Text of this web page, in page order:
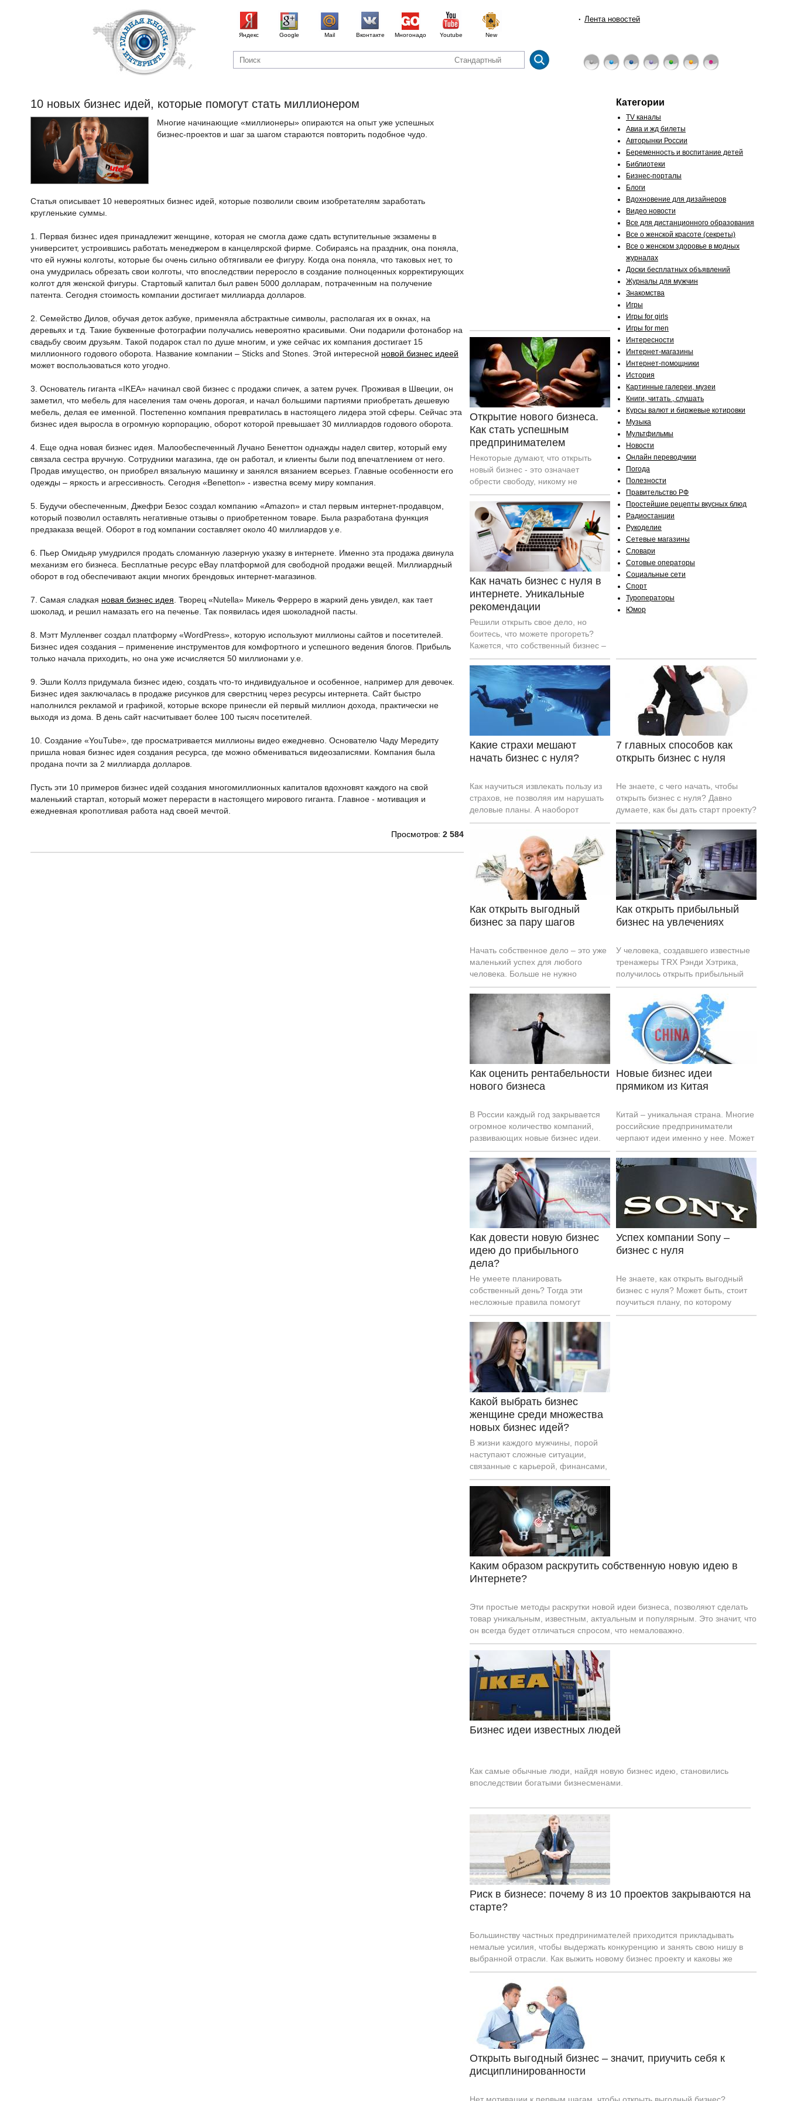
Стандартный
Яндекс Google Mail Вконтакте Многонадо Youtube New
Лента новостей
10 новых бизнес идей, которые помогут стать миллионером
Многие начинающие «миллионеры» опираются на опыт уже успешных
бизнес-проектов и шаг за шагом стараются повторить подобное чудо.
Статья описывает 10 невероятных бизнес идей, которые позволили своим изобретателям заработать
кругленькие суммы.
1. Первая бизнес идея принадлежит женщине, которая не смогла даже сдать вступительные экзамены в
университет, устроившись работать менеджером в канцелярской фирме. Собираясь на праздник, она поняла,
что ей нужны колготы, которые бы очень сильно обтягивали ее фигуру. Когда она поняла, что таковых нет, то
она умудрилась обрезать свои колготы, что впоследствии переросло в создание полноценных корректирующих
колгот для женской фигуры. Стартовый капитал был равен 5000 долларам, потраченным на получение
патента. Сегодня стоимость компании достигает миллиарда долларов.
2. Семейство Дилов, обучая деток азбуке, применяла абстрактные символы, располагая их в окнах, на
деревьях и т.д. Такие буквенные фотографии получались невероятно красивыми. Они подарили фотонабор на
свадьбу своим друзьям. Такой подарок стал по душе многим, и уже сейчас их компания достигает 15
миллионного годового оборота. Название компании – Sticks and Stones. Этой интересной новой бизнес идеей
может воспользоваться кото угодно.
3. Основатель гиганта «IKEA» начинал свой бизнес с продажи спичек, а затем ручек. Проживая в Швеции, он
заметил, что мебель для населения там очень дорогая, и начал большими партиями приобретать дешевую
мебель, делая ее именной. Постепенно компания превратилась в настоящего лидера этой сферы. Сейчас эта
бизнес идея выросла в огромную корпорацию, оборот которой превышает 30 миллиардов годового оборота.
4. Еще одна новая бизнес идея. Малообеспеченный Лучано Бенеттон однажды надел свитер, который ему
связала сестра вручную. Сотрудники магазина, где он работал, и клиенты были под впечатлением от него.
Продав имущество, он приобрел вязальную машинку и занялся вязанием всерьез. Главные особенности его
одежды – яркость и агрессивность. Сегодня «Benetton» - известна всему миру компания.
5. Будучи обеспеченным, Джефри Безос создал компанию «Amazon» и стал первым интернет-продавцом,
который позволил оставлять негативные отзывы о приобретенном товаре. Была разработана функция
предзаказа вещей. Оборот в год компании составляет около 40 миллиардов у.е.
6. Пьер Омидьяр умудрился продать сломанную лазерную указку в интернете. Именно эта продажа двинула
механизм его бизнеса. Бесплатные ресурс eBay платформой для свободной продажи вещей. Миллиардный
оборот в год обеспечивают акции многих брендовых интернет-магазинов.
7. Самая сладкая новая бизнес идея . Творец «Nutella» Микель Ферреро в жаркий день увидел, как тает
шоколад, и решил намазать его на печенье. Так появилась идея шоколадной пасты.
8. Мэтт Мулленвег создал платформу «WordPress», которую используют миллионы сайтов и посетителей.
Бизнес идея создания – применение инструментов для комфортного и успешного ведения блогов. Прибыль
только начала приходить, но она уже исчисляется 50 миллионами у.е.
9. Эшли Коллз придумала бизнес идею, создать что-то индивидуальное и особенное, например для девочек.
Бизнес идея заключалась в продаже рисунков для сверстниц через ресурсы интернета. Сайт быстро
наполнился рекламой и графикой, которые вскоре принесли ей первый миллион дохода, практически не
выходя из дома. В день сайт насчитывает более 100 тысяч посетителей.
10. Создание «YouTube», где просматривается миллионы видео ежедневно. Основателю Чаду Мередиту
пришла новая бизнес идея создания ресурса, где можно обмениваться видеозаписями. Компания была
продана почти за 2 миллиарда долларов.
Пусть эти 10 примеров бизнес идей создания многомиллионных капиталов вдохновят каждого на свой
маленький стартап, который может перерасти в настоящего мирового гиганта. Главное - мотивация и
ежедневная кропотливая работа над своей мечтой.
Просмотров: 2 584
Категории
TV каналы
Авиа и жд билеты
Авторынки России
Беременность и воспитание детей
Библиотеки
Бизнес-порталы
Блоги
Вдохновение для дизайнеров
Видео новости
Все для дистанционного образования
Все о женской красоте (секреты)
Все о женском здоровье в модных
журналах
Доски бесплатных объявлений
Журналы для мужчин
Знакомства
Игры
Игры for girls
Игры for men
Интересности
Интернет-магазины
Интернет-помощники
История
Картинные галереи, музеи
Книги, читать , слушать
Курсы валют и биржевые котировки
Музыка
Мультфильмы
Новости
Онлайн переводчики
Погода
Полезности
Правительство РФ
Простейшие рецепты вкусных блюд
Радиостанции
Рукоделие
Сетевые магазины
Словари
Сотовые операторы
Социальные сети
Спорт
Туроператоры
Юмор
Открытие нового бизнеса.
Как стать успешным
предпринимателем
Некоторые думают, что открыть
новый бизнес - это означает
обрести свободу, никому не
подчинятся и ходить на работу как
на праздник . На самом же деле
предпринимательство - это
большой труд, который требует
полной самоотдачи и большого
количества времени.
Как начать бизнес с нуля в
интернете. Уникальные
рекомендации
Решили открыть свое дело, но
боитесь, что можете прогореть?
Кажется, что собственный бизнес –
это не для вас, что ничего не
сможете достичь? Отбросьте эти
мысли и прислушайтесь к дельным
советам, которые уж точно смогут
поднять вас на ноги.
Какие страхи мешают
начать бизнес с нуля?
Как научиться извлекать пользу из
страхов, не позволяя им нарушать
деловые планы. А наоборот
сделать так, чтобы они помогали
бизнес с нуля, получать большие
доходы.
7 главных способов как
открыть бизнес с нуля
Не знаете, с чего начать, чтобы
открыть бизнес с нуля? Давно
думаете, как бы дать старт проекту?
Тогда эти 7 шагов точно вам
помогут
Как открыть выгодный
бизнес за пару шагов
Начать собственное дело – это уже
маленький успех для любого
человека. Больше не нужно
работать в компании, находиться
под пристальным контролем боса.
С каждым днем становится все
доступнее и увлекательнее
предложение о том, что можно
открыть выгодный бизнес самому.
Может, это знак, что пора начать?
Как открыть прибыльный
бизнес на увлечениях
У человека, создавшего известные
тренажеры TRX Рэнди Хэтрика,
получилось открыть прибыльный
бизнес только благодаря своей
любви к различным петлям. Стоит
научиться тому, чтобы получать
деньги, опираясь на свои
увлечения.
Как оценить рентабельности
нового бизнеса
В России каждый год закрывается
огромное количество компаний,
развивающих новые бизнес идеи.
Все потому что некоторые
переоценивают свои возможности,
не учитывают факторы, влияющие
на новый бизнес, или не умеют
правильно рассчитывать
экономические показатели
деятельности. К таковым относится
и показатель рентабельности,
который для многих отечественных
бизнесменов ни о чем не говорит.
Новые бизнес идеи
прямиком из Китая
Китай – уникальная страна. Многие
российские предприниматели
черпают идеи именно у нее. Может
быть, есть время поговорить о
новых бизнес идеях, о которых
всем хочет рассказать страна
восходящего солнца? Необходимо
разобраться в том, что таит в себе
Китай, ведь это должно быть что-то
очень полезное и важное.
Как довести новую бизнес
идею до прибыльного
дела?
Не умеете планировать
собственный день? Тогда эти
несложные правила помогут
довести новую бизнес идею до
процветающего бизнеса,
приносящего немало доходов.
Успех компании Sony –
бизнес с нуля
Не знаете, как открыть выгодный
бизнес с нуля? Может быть, стоит
поучиться плану, по которому
следовала компания Sony?
Какой выбрать бизнес
женщине среди множества
новых бизнес идей?
В жизни каждого мужчины, порой
наступают сложные ситуации,
связанные с карьерой, финансами,
и принимается решение – найти
новую бизнес идею, чтобы
покончить с этими трудностями.
Женщины не исключение.
Каким образом раскрутить собственную новую идею в
Интернете?
Эти простые методы раскрутки новой идеи бизнеса, позволяют сделать
товар уникальным, известным, актуальным и популярным. Это значит, что
он всегда будет отличаться спросом, что немаловажно.
Бизнес идеи известных людей
Как самые обычные люди, найдя новую бизнес идею, становились
впоследствии богатыми бизнесменами.
Риск в бизнесе: почему 8 из 10 проектов закрываются на
старте?
Большинству частных предпринимателей приходится прикладывать
немалые усилия, чтобы выдержать конкуренцию и занять свою нишу в
выбранной отрасли. Как выжить новому бизнес проекту и каковы же
основные ошибки предпринимателей?
Открыть выгодный бизнес – значит, приучить себя к
дисциплинированности